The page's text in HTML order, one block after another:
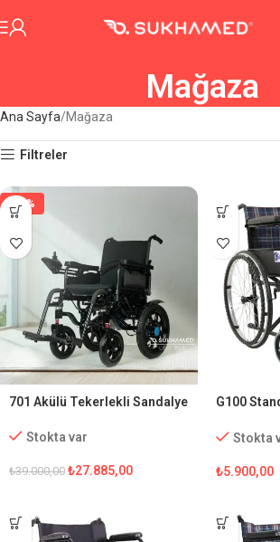
Mağaza
Ana Sayfa Mağaza
Filtreler
-29%
701 Akülü Tekerlekli Sandalye
Stokta var
₺39.000,00 ₺27.885,00
G100
Stokta
₺5.900,00